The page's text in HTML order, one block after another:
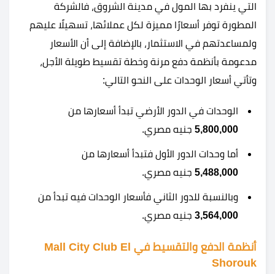
التي ينفرد بها المول في مدينة الشروق، فالشركة
المطورة توفر أسعارًا مميزة لكل عملائها، تسهيلًا عليهم
ولمساعدتهم في الاستثمار، بالإضافة إلى أن الأسعار
مدعومة بأنظمة دفع مرنة وخطة تقسيط طويلة الأجل،
وتأتي أسعار الوحدات على النحو التالي:
الوحدات في الدور الأرضي تبدأ أسعارها من
5,800,000 جنيه مصري.
أما وحدات الدور الأول فتبدأ أسعارها من
5,488,000 جنيه مصري.
وبالنسبة للدور الثاني فأسعار الوحدات فيه تبدأ من
3,564,000 جنيه مصري.
أنظمة الدفع والتقسيط في Mall City Club El
Shorouk